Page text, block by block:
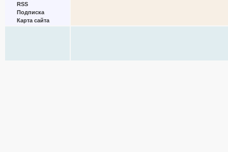
RSS
Подписка
Карта сайта